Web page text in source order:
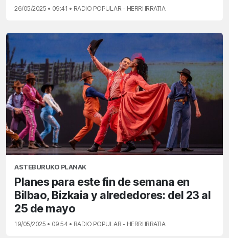
26/05/2025 • 09:41 • RADIO POPULAR - HERRI IRRATIA
ASTEBURUKO PLANAK
Planes para este fin de semana en
Bilbao, Bizkaia y alrededores: del 23 al
25 de mayo
19/05/2025 • 09:54 • RADIO POPULAR - HERRI IRRATIA